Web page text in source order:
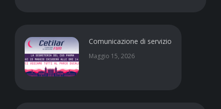
Comunicazione di servizio
Maggio 15, 2026